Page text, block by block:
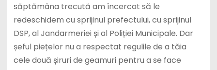
săptămâna trecută am încercat să le
redeschidem cu sprijinul prefectului, cu sprijinul
DSP, al Jandarmeriei și al Poliției Municipale. Dar
șeful piețelor nu a respectat regulile de a tăia
cele două șiruri de geamuri pentru a se face